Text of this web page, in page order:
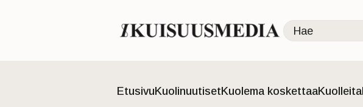
Etusivu KuolinuutisetKuolema koskettaaKuolleita